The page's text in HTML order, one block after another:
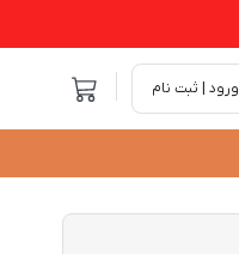
ورود | ثبت نام